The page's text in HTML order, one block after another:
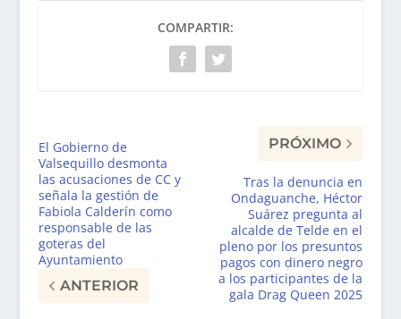
COMPARTIR:
El Gobierno de
Valsequillo desmonta
las acusaciones de CC y
señala la gestión de
Fabiola Calderín como
responsable de las
goteras del
Ayuntamiento
ANTERIOR
PRÓXIMO
Tras la denuncia en
Ondaguanche, Héctor
Suárez pregunta al
alcalde de Telde en el
pleno por los presuntos
pagos con dinero negro
a los participantes de la
gala Drag Queen 2025